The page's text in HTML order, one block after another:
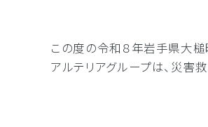
この度の令和８年岩手県大槌
アルテリアグループは、災害